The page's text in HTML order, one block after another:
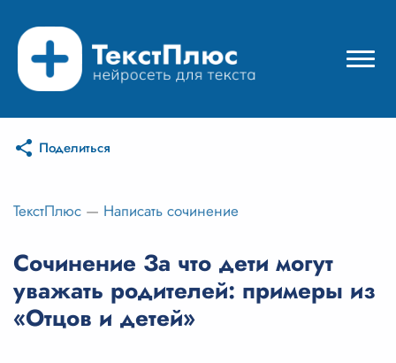
Режимы нейросети
Цены
Вход
Вход с Telegram
Поделиться
ТекстПлюс — Написать сочинение
Сочинение За что дети могут
уважать родителей: примеры из
«Отцов и детей»